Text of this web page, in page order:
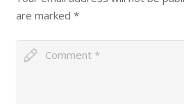
are marked *